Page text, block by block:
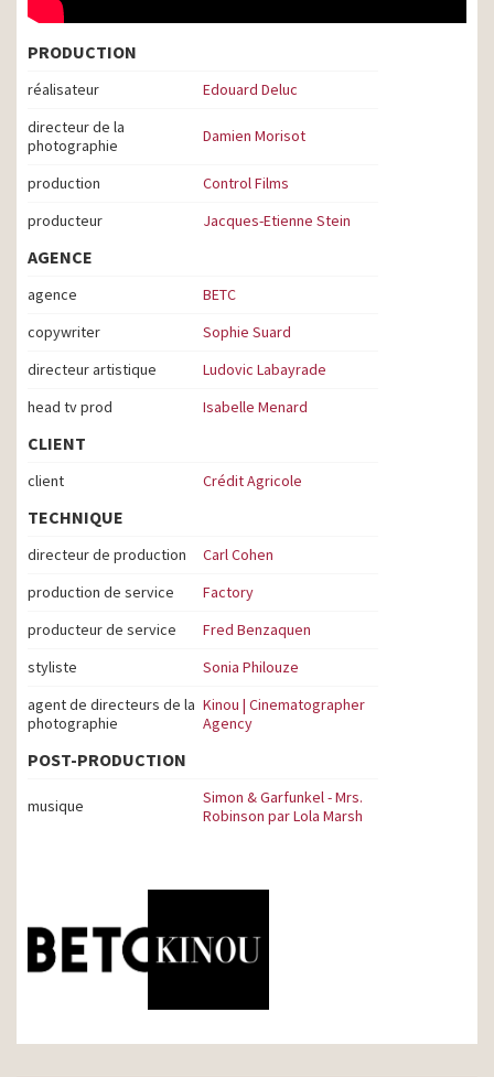
PRODUCTION
réalisateur
Edouard Deluc
directeur de la
photographie
Damien Morisot
production
Control Films
producteur
Jacques-Etienne Stein
AGENCE
agence
BETC
copywriter
Sophie Suard
directeur artistique
Ludovic Labayrade
head tv prod
Isabelle Menard
CLIENT
client Crédit Agricole
TECHNIQUE
directeur de production
Carl Cohen
production de service
Factory
producteur de service
Fred Benzaquen
styliste
Sonia Philouze
agent de directeurs de la
photographie
Kinou | Cinematographer
Agency
POST-PRODUCTION
musique
Simon & Garfunkel - Mrs.
Robinson par Lola Marsh